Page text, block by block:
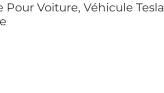
Voiture, Véhicule Tesla